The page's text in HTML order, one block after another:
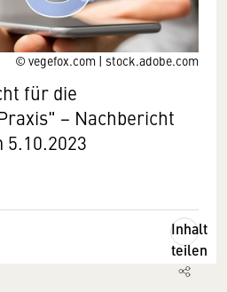
© vegefox.com | stock.adobe.com
für die
− Nachbericht
5.10.2023
Inhalt
teilen